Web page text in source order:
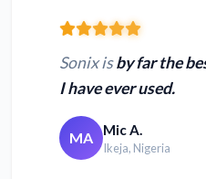
Sonix isby far the
I have ever used.
MA Mic A.
Ikeja, Nigeria